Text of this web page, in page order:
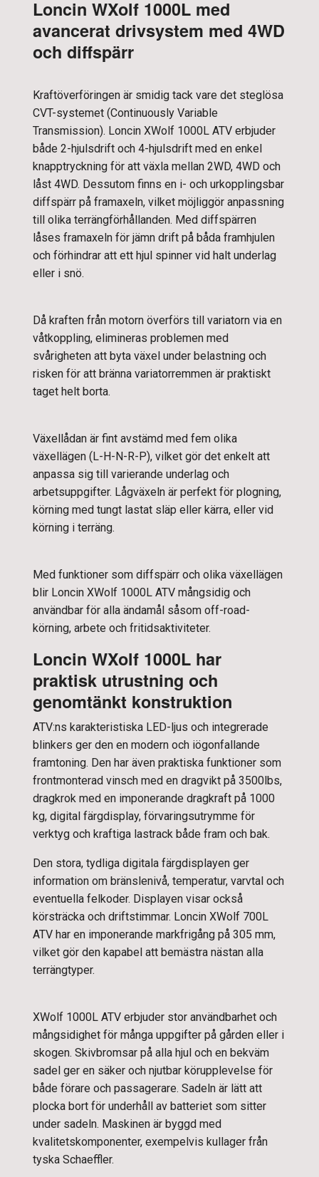
Loncin WXolf 1000L med
avancerat drivsystem med 4WD
och diffspärr
Kraftöverföringen är smidig tack vare det steglösa
CVT-systemet (Continuously Variable
Transmission). Loncin XWolf 1000L ATV erbjuder
både 2-hjulsdrift och 4-hjulsdrift med en enkel
knapptryckning för att växla mellan 2WD, 4WD och
låst 4WD. Dessutom finns en i- och urkopplingsbar
diffspärr på framaxeln, vilket möjliggör anpassning
till olika terrängförhållanden. Med diffspärren
låses framaxeln för jämn drift på båda framhjulen
och förhindrar att ett hjul spinner vid halt underlag
eller i snö.
Då kraften från motorn överförs till variatorn via en
våtkoppling, elimineras problemen med
svårigheten att byta växel under belastning och
risken för att bränna variatorremmen är praktiskt
taget helt borta.
Växellådan är fint avstämd med fem olika
växellägen (L-H-N-R-P), vilket gör det enkelt att
anpassa sig till varierande underlag och
arbetsuppgifter. Lågväxeln är perfekt för plogning,
körning med tungt lastat släp eller kärra, eller vid
körning i terräng.
Med funktioner som diffspärr och olika växellägen
blir Loncin XWolf 1000L ATV mångsidig och
användbar för alla ändamål såsom off-road-
körning, arbete och fritidsaktiviteter.
Loncin WXolf 1000L har
praktisk utrustning och
genomtänkt konstruktion
ATV:ns karakteristiska LED-ljus och integrerade
blinkers ger den en modern och iögonfallande
framtoning. Den har även praktiska funktioner som
frontmonterad vinsch med en dragvikt på 3500lbs,
dragkrok med en imponerande dragkraft på 1000
kg, digital färgdisplay, förvaringsutrymme för
verktyg och kraftiga lastrack både fram och bak.
Den stora, tydliga digitala färgdisplayen ger
information om bränslenivå, temperatur, varvtal och
eventuella felkoder. Displayen visar också
körsträcka och driftstimmar. Loncin XWolf 700L
ATV har en imponerande markfrigång på 305 mm,
vilket gör den kapabel att bemästra nästan alla
terrängtyper.
XWolf 1000L ATV erbjuder stor användbarhet och
mångsidighet för många uppgifter på gården eller i
skogen. Skivbromsar på alla hjul och en bekväm
sadel ger en säker och njutbar körupplevelse för
både förare och passagerare. Sadeln är lätt att
plocka bort för underhåll av batteriet som sitter
under sadeln. Maskinen är byggd med
kvalitetskomponenter, exempelvis kullager från
tyska Schaeffler.